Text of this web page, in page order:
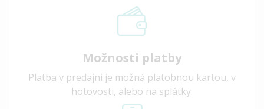
Možnosti platby
Platba v predajni je možná platobnou kartou, v
hotovosti, alebo na splátky.